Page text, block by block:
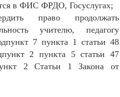
в ФИС ФРДО, Госуслугах;
право продолжать
учителю, педагогу
7 пункта 1 статьи 48
2 пункта 5 статьи 47
2 Статьи 1 Закона от